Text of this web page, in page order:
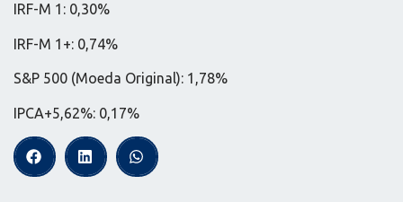
IRF-M 1: 0,30%
IRF-M 1+: 0,74%
S&P 500 (Moeda Original): 1,78%
IPCA+5,62%: 0,17%